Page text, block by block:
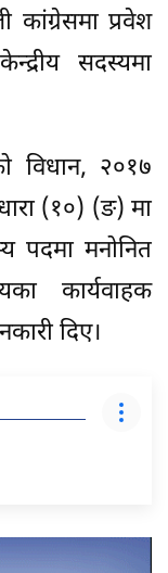
कांग्रेसमा प्रवेश
सदस्यमा
विधान, २०१७
(१०) (ङ) मा
पदमा मनोनित
कार्यवाहक
दिए।